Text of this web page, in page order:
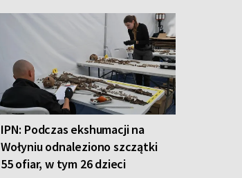
IPN: Podczas ekshumacji na
Wołyniu odnaleziono szczątki
55 ofiar, w tym 26 dzieci